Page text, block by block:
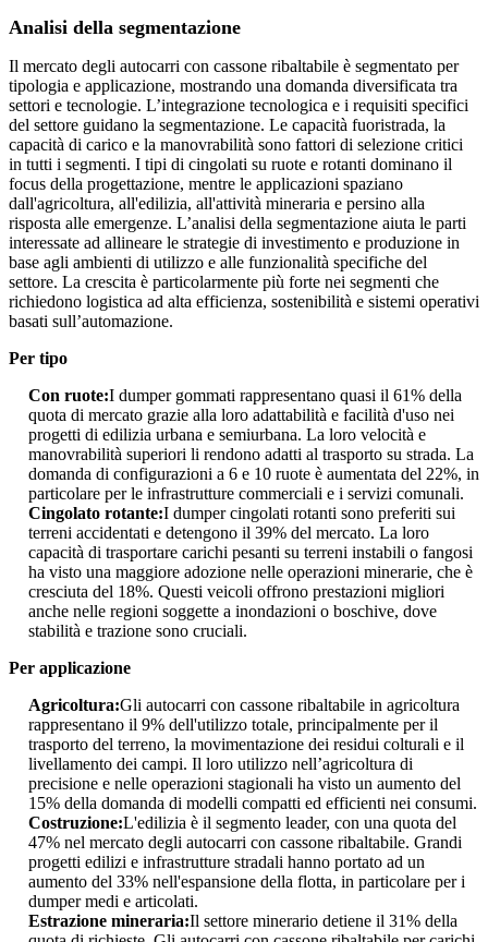
Analisi della segmentazione
Il mercato degli autocarri con cassone ribaltabile è segmentato per
tipologia e applicazione, mostrando una domanda diversificata tra
settori e tecnologie. L’integrazione tecnologica e i requisiti specifici
del settore guidano la segmentazione. Le capacità fuoristrada, la
capacità di carico e la manovrabilità sono fattori di selezione critici
in tutti i segmenti. I tipi di cingolati su ruote e rotanti dominano il
focus della progettazione, mentre le applicazioni spaziano
dall'agricoltura, all'edilizia, all'attività mineraria e persino alla
risposta alle emergenze. L’analisi della segmentazione aiuta le parti
interessate ad allineare le strategie di investimento e produzione in
base agli ambienti di utilizzo e alle funzionalità specifiche del
settore. La crescita è particolarmente più forte nei segmenti che
richiedono logistica ad alta efficienza, sostenibilità e sistemi operativi
basati sull’automazione.
Per tipo
Con ruote:I dumper gommati rappresentano quasi il 61% della
quota di mercato grazie alla loro adattabilità e facilità d'uso nei
progetti di edilizia urbana e semiurbana. La loro velocità e
manovrabilità superiori li rendono adatti al trasporto su strada. La
domanda di configurazioni a 6 e 10 ruote è aumentata del 22%, in
particolare per le infrastrutture commerciali e i servizi comunali.
Cingolato rotante:I dumper cingolati rotanti sono preferiti sui
terreni accidentati e detengono il 39% del mercato. La loro
capacità di trasportare carichi pesanti su terreni instabili o fangosi
ha visto una maggiore adozione nelle operazioni minerarie, che è
cresciuta del 18%. Questi veicoli offrono prestazioni migliori
anche nelle regioni soggette a inondazioni o boschive, dove
stabilità e trazione sono cruciali.
Per applicazione
Agricoltura:Gli autocarri con cassone ribaltabile in agricoltura
rappresentano il 9% dell'utilizzo totale, principalmente per il
trasporto del terreno, la movimentazione dei residui colturali e il
livellamento dei campi. Il loro utilizzo nell’agricoltura di
precisione e nelle operazioni stagionali ha visto un aumento del
15% della domanda di modelli compatti ed efficienti nei consumi.
Costruzione:L'edilizia è il segmento leader, con una quota del
47% nel mercato degli autocarri con cassone ribaltabile. Grandi
progetti edilizi e infrastrutture stradali hanno portato ad un
aumento del 33% nell'espansione della flotta, in particolare per i
dumper medi e articolati.
Estrazione mineraria:Il settore minerario detiene il 31% della